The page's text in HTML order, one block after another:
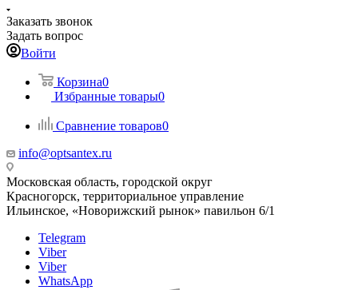
Заказать звонок
Задать вопрос
Войти
Корзина0
Избранные товары0
Сравнение товаров0
info@optsantex.ru
Московская область, городской округ
Красногорск, территориальное управление
Ильинское, «Новорижский рынок» павильон 6/1
Telegram
Viber
Viber
WhatsApp